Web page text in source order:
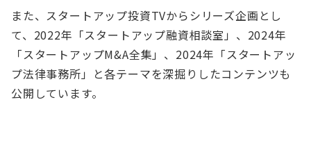
また、スタートアップ投資TVからシリーズ企画とし
て、2022年「スタートアップ融資相談室」、2024年
「スタートアップM&A全集」、2024年「スタートアッ
プ法律事務所」と各テーマを深掘りしたコンテンツも
公開しています。